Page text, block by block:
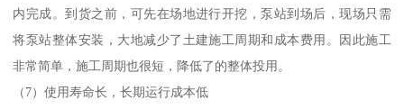
内完成。到货之前，可先在场地进行开挖，泵站到场后，现场只需
将泵站整体安装，大地减少了土建施工周期和成本费用。因此施工
非常简单，施工周期也很短，降低了的整体投用。
（7）使用寿命长，长期运行成本低